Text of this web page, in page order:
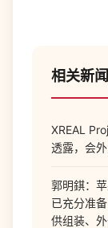
相关新闻
XREAL
透露，会
郭明錤：
已充分准
供组装、